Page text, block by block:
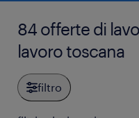
84 offerte di
lavoro toscana
filtro